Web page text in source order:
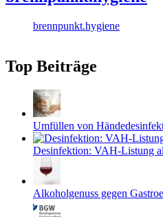
brennpunkt.hygiene
Top Beiträge
Umfüllen von
Desinfektion: VAH-Listung
Alkoholgenuss gegen